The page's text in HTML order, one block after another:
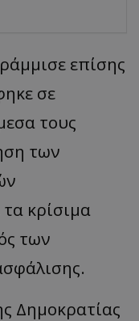
επίσης
σε
τους
των
κρίσιμα
των
Δημοκρατίας